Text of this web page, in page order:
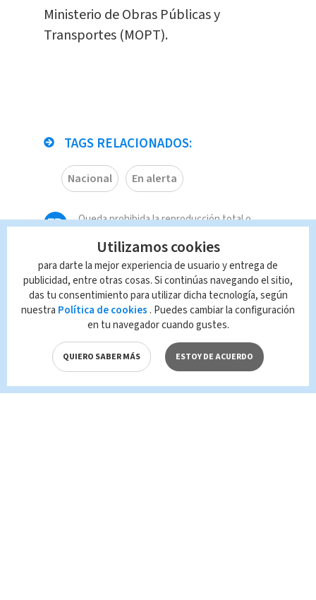
Ministerio de Obras Públicas y
Transportes (MOPT).
TAGS RELACIONADOS:
Nacional En alerta
Queda prohibida la reproducción total o
que es propiedad de TELEDIARIO; su
reproducción no autorizada constituye una
infracción y un delito de conformidad con las
leyes aplicables.
Utilizamos cookies
para darte la mejor experiencia de usuario y entrega de
publicidad, entre otras cosas. Si continúas navegando el sitio,
das tu consentimiento para utilizar dicha tecnología, según
nuestra Política de cookies . Puedes cambiar la configuración
en tu navegador cuando gustes.
QUIERO SABER MÁS ESTOY DE ACUERDO